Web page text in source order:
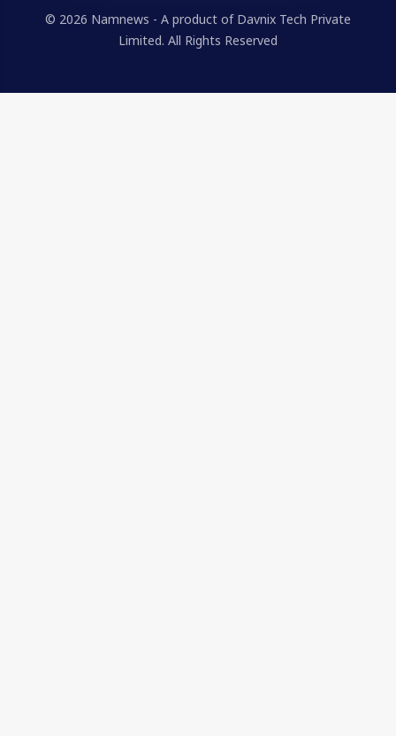
© 2026 Namnews - A product of Davnix Tech Private
Limited. All Rights Reserved